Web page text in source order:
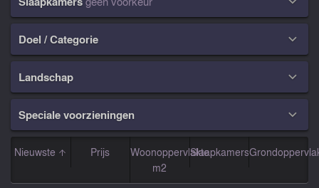
Doel / Categorie 
Landschap 
Speciale voorzieningen 
Nieuwste Prijs
Woonoppervlakte
m2
Slaapkamers